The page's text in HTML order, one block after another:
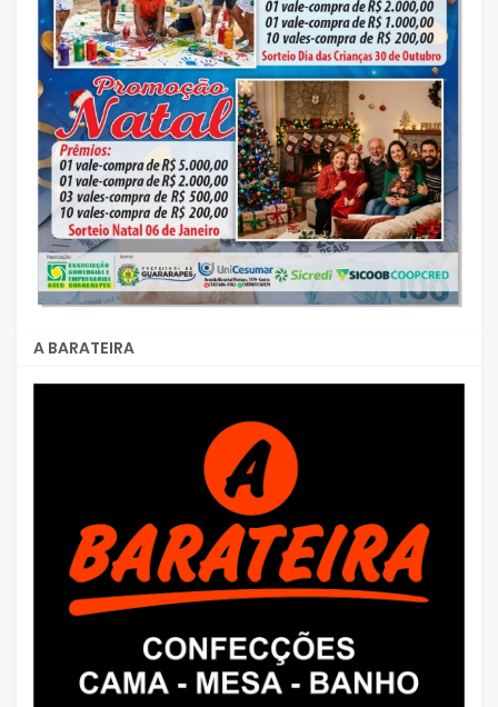
A BARATEIRA